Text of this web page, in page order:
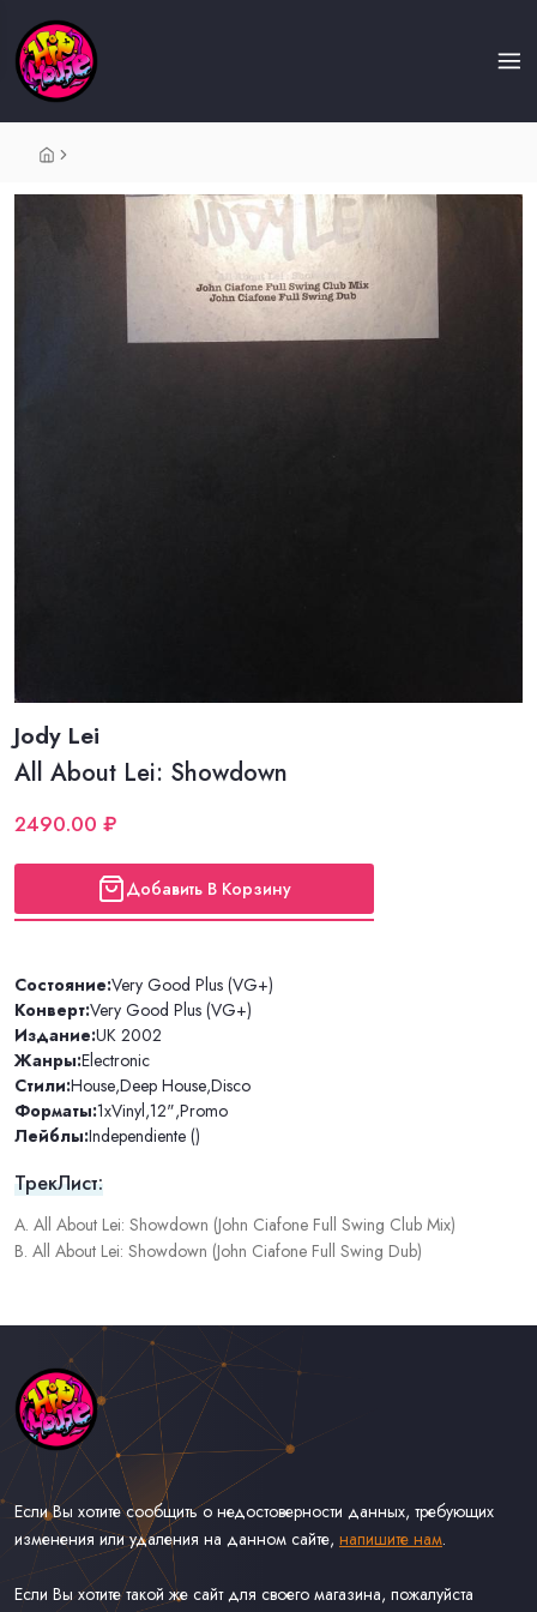
Jody Lei
All About Lei: Showdown
2490.00 ₽
Добавить В Корзину
Состояние:Very Good Plus (VG+)
Конверт:Very Good Plus (VG+)
Издание:UK 2002
Жанры:Electronic
Стили:House,Deep House,Disco
Форматы:1xVinyl,12",Promo
Лейблы:Independiente ()
ТрекЛист:
A. All About Lei: Showdown (John Ciafone Full Swing Club Mix)
B. All About Lei: Showdown (John Ciafone Full Swing Dub)
Если Вы хотите сообщить о недостоверности данных, требующих
изменения или удаления на данном сайте, напишите нам.
Если Вы хотите такой же сайт для своего магазина, пожалуйста